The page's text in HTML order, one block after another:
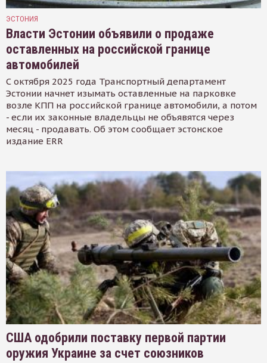
ЭСТОНИЯ
Власти Эстонии объявили о продаже
оставленных на российской границе
автомобилей
С октября 2025 года Транспортный департамент
Эстонии начнет изымать оставленные на парковке
возле КПП на российской границе автомобили, а потом
- если их законные владельцы не объявятся через
месяц - продавать. Об этом сообщает эстонское
издание ERR
США одобрили поставку первой партии
оружия Украине за счет союзников